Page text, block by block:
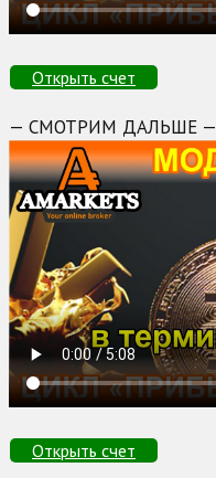
Открыть счет
— СМОТРИМ ДАЛЬШЕ —
Открыть счет